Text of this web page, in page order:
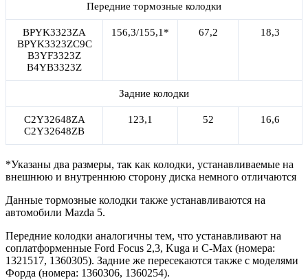
Передние тормозные колодки
BPYK3323ZA
BPYK3323ZC9C
B3YF3323Z
B4YB3323Z
156,3/155,1* 67,2 18,3
Задние колодки
C2Y32648ZA
C2Y32648ZB
123,1 52 16,6
*Указаны два размеры, так как колодки, устанавливаемые на
внешнюю и внутреннюю сторону диска немного отличаются
Данные тормозные колодки также устанавливаются на
автомобили Mazda 5.
Передние колодки аналогичны тем, что устанавливают на
соплатформенные Ford Focus 2,3, Kuga и C-Max (номера:
1321517, 1360305). Задние же пересекаются также с моделями
Форда (номера: 1360306, 1360254).